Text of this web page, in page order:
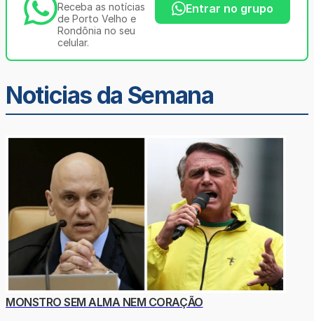
Receba as notícias
de Porto Velho e
Rondônia no seu
celular.
Entrar no grupo
Noticias da Semana
MONSTRO SEM ALMA NEM CORAÇÃO